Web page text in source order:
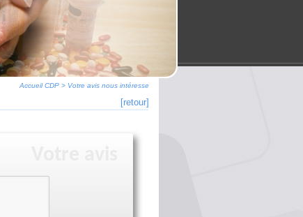
Accueil CDP > Votre avis nous intéresse
[retour]